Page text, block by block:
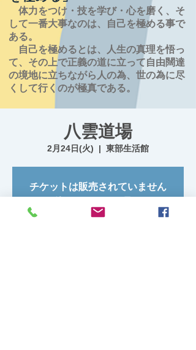
体力をつけ・技を学び・心を磨く、そ
して一番大事なのは、自己を極める事で
ある。
自己を極めるとは、
人生の真理を悟っ
て、その上で正義の道に立って自由闊達
の境地に立ちながら人の為、世の為に尽
くして行くのが極真である。
八雲道場
2月24日(火)
  |
東部生活館
チケットは販売されていません